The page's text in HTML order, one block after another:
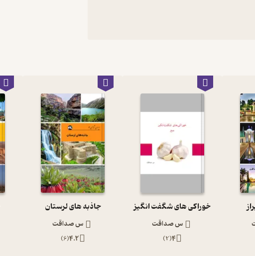
خوراکی های شگفت انگیز
س صداقت
4
(
2
)
جاذبه های لرستان
س صداقت
4.2
(
6
)